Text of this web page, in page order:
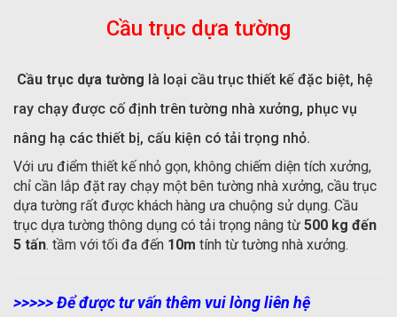
Cầu trục dựa tường
Cầu trục dựa tường là loại cầu trục thiết kế đặc biệt, hệ
ray chạy được cố định trên tường nhà xưởng, phục vụ
nâng hạ các thiết bị, cấu kiện có tải trọng nhỏ.
Với ưu điểm thiết kế nhỏ gọn, không chiếm diện tích xưởng,
chỉ cần lắp đặt ray chạy một bên tường nhà xưởng, cầu trục
dựa tường rất được khách hàng ưa chuộng sử dụng. Cầu
trục dựa tường thông dụng có tải trọng nâng từ 500 kg đến
5 tấn. tầm với tối đa đến 10m tính từ tường nhà xưởng.
>>>>> Để được tư vấn thêm vui lòng liên hệ